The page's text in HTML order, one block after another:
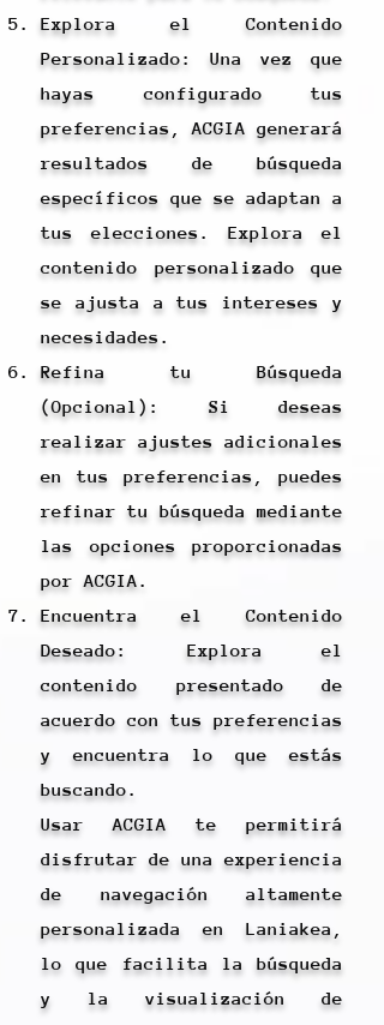
Explora el Contenido
Personalizado: Una vez que
hayas configurado tus
preferencias, ACGIA generará
resultados de búsqueda
específicos que se adaptan a
tus elecciones. Explora el
contenido personalizado que
se ajusta a tus intereses y
necesidades.
Refina tu Búsqueda
(Opcional): Si deseas
realizar ajustes adicionales
en tus preferencias, puedes
refinar tu búsqueda mediante
las opciones proporcionadas
por ACGIA.
Encuentra el Contenido
Deseado: Explora el
contenido presentado de
acuerdo con tus preferencias
y encuentra lo que estás
buscando.
Usar ACGIA te permitirá
disfrutar de una experiencia
de navegación altamente
personalizada en Laniakea,
lo que facilita la búsqueda
y la visualización de